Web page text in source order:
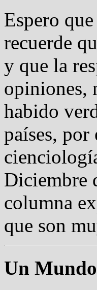
Espero
recuerde
y que la
opiniones,
habido
países,
Diciembre
columna
que son
Un